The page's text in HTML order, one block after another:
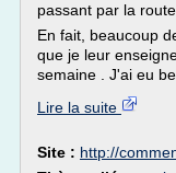
passant par la route.
En fait, beaucoup
que je leur
semaine . J'ai eu
Lire la suite
Site : http://